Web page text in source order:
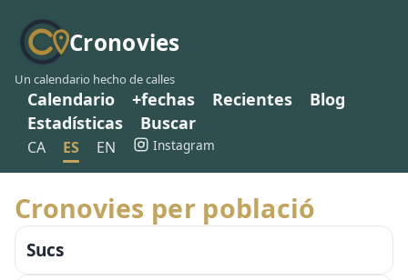
Cronovies
Un calendario hecho de calles
Calendario +fechas Recientes
Blog
Estadísticas
Buscar
CA ES EN Instagram
Cronovies per població
Sucs